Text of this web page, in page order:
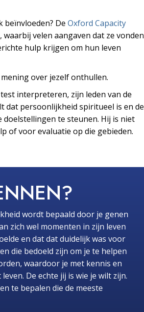
beïnvloeden? De Oxford Capacity
waarbij velen aangaven dat ze vonden
hulp krijgen om hun leven
over jezelf onthullen.
interpreteren, zijn leden van de
dat persoonlijkheid spiritueel is en de
te steunen. Hij is niet
of voor evaluatie op die gebieden.
wordt bepaald door je genen
zich wel momenten in zijn leven
en dat dat duidelijk was voor
die bedoeld zijn om je te helpen
waardoor je met kennis en
De echte jij is wie je wilt zijn.
te bepalen die de meeste